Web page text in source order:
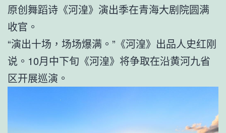
原创舞蹈诗《河湟》演出季在青海大剧院圆满
收官。
“演出十场，场场爆满。”《河湟》出品人史红刚
说。10月中下旬《河湟》将争取在沿黄河九省
区开展巡演。